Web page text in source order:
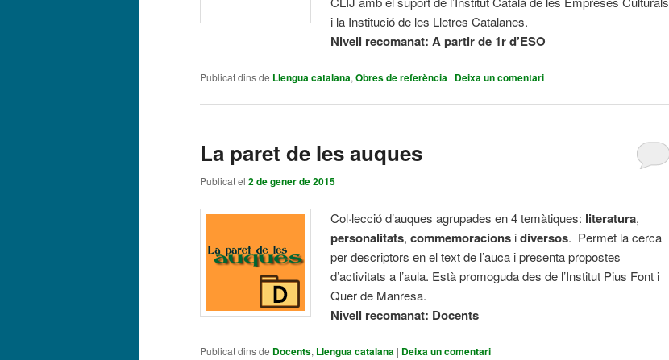
i la Institució de les Lletres Catalanes.
Nivell recomanat:A partir de 1r d’ESO
Publicat dins de Llengua catalana, Obres de referència | Deixa un comentari
La paret de les auques
Publicat el 2 de gener de 2015
Col·lecció d’auques agrupades en 4 temàtiques: literatura,
personalitats,commemoracions idiversos. Permet la cerca
per descriptors en el text de l’auca i presenta propostes
d’activitats a l’aula. Està promoguda des de l’Institut Pius Font i
Quer de Manresa.
Nivell recomanat: Docents
Publicat dins de Docents, Llengua catalana | Deixa un comentari